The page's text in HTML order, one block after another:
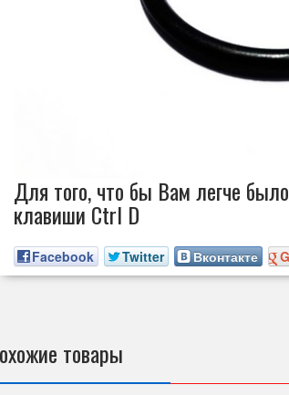
Для того, что бы Вам легче
клавиши Ctrl D
Facebook Twitter Вконтакте
товары